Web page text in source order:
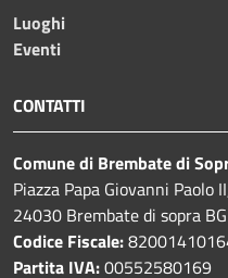
Luoghi
Eventi
CONTATTI
Comune di Brembate di
Piazza Papa Giovanni Paolo
24030 Brembate di sopra BG
Codice Fiscale:
Partita IVA:00552580169